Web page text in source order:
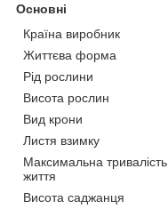
Основні
Країна виробник
Життєва форма
Рід рослини
Висота рослин
Вид крони
Листя взимку
Максимальна тривалість
життя
Висота саджанця